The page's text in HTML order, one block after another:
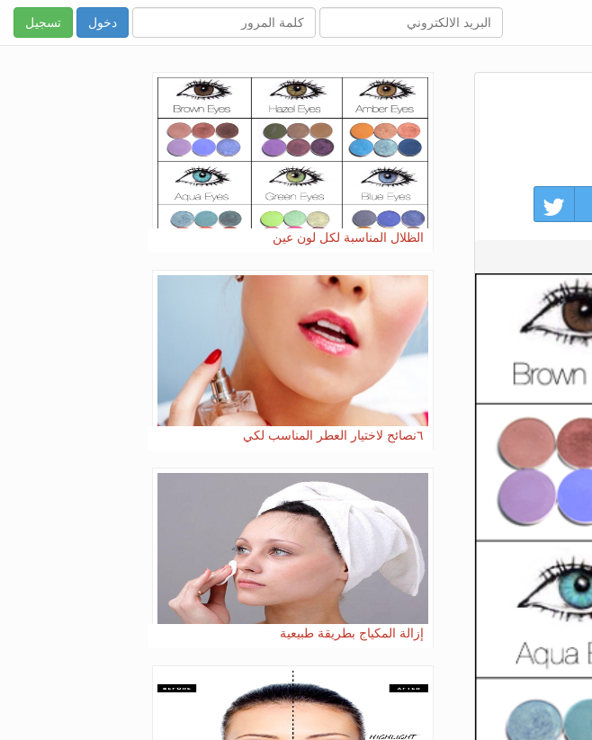
تسجيل
الظلال المناسبة لكل لون عين
٦نصائح لاختيار العطر المناسب لكي
إزالة المكياج بطريقة طبيعية